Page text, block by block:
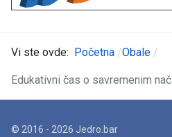
Vi ste ovde: Početna Obale
Edukativni čas o savremenim
© 2016 - 2026 Jedro.bar